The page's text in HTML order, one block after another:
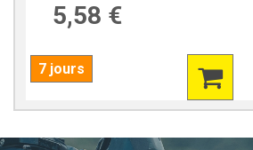
5,58 €
7 jours